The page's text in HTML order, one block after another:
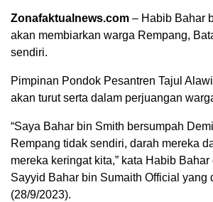
Zonafaktualnews.com – Habib Bahar
akan membiarkan warga Rempang,
sendiri.
Pimpinan Pondok Pesantren Tajul
akan turut serta dalam perjuangan
“Saya Bahar bin Smith bersumpah
Rempang tidak sendiri, darah mereka
mereka keringat kita,” kata Habib
Sayyid Bahar bin Sumaith Official yang
(28/9/2023).